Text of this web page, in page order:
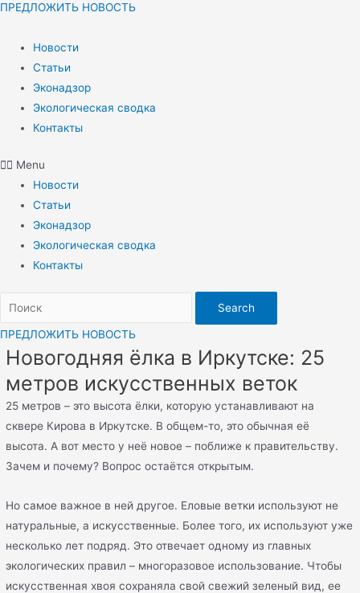
ПРЕДЛОЖИТЬ НОВОСТЬ
Новости
Статьи
Эконадзор
Экологическая сводка
Контакты
Menu
Новости
Статьи
Эконадзор
Экологическая сводка
Контакты
Search
ПРЕДЛОЖИТЬ НОВОСТЬ
Новогодняя ёлка в Иркутске: 25
метров искусственных веток
25 метров – это высота ёлки, которую устанавливают на
сквере Кирова в Иркутске. В общем-то, это обычная её
высота. А вот место у неё новое – поближе к правительству.
Зачем и почему? Вопрос остаётся открытым.
Но самое важное в ней другое. Еловые ветки используют не
натуральные, а искусственные. Более того, их используют уже
несколько лет подряд. Это отвечает одному из главных
экологических правил – многоразовое использование. Чтобы
искусственная хвоя сохраняла свой свежий зеленый вид, ее